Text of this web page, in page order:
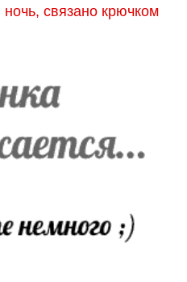
связано крючком